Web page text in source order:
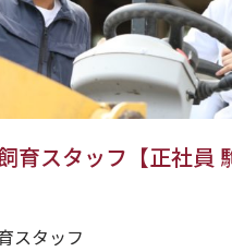
育スタッフ【正社員
スタッフ